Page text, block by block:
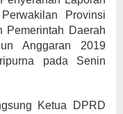
Provinsi
Pemerintah Daerah
Anggaran 2019
pada Senin
Ketua DPRD